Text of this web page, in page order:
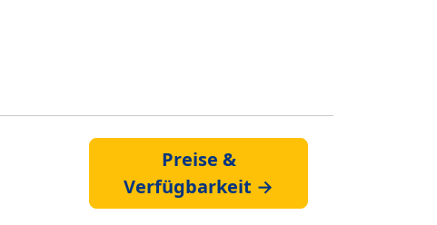
Preise &
Verfügbarkeit →